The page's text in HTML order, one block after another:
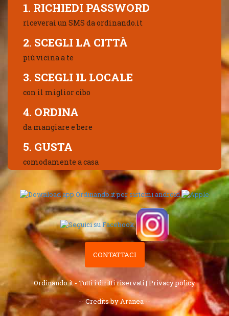
1. RICHIEDI PASSWORD
riceverai un SMS da ordinando.it
2. SCEGLI LA CITTÀ
più vicina a te
3. SCEGLI IL LOCALE
con il miglior cibo
4. ORDINA
da mangiare e bere
5. GUSTA
comodamente a casa
CONTATTACI
Ordinando.it - Tutti i diritti riservati | Privacy policy
-- Credits by Aranea --